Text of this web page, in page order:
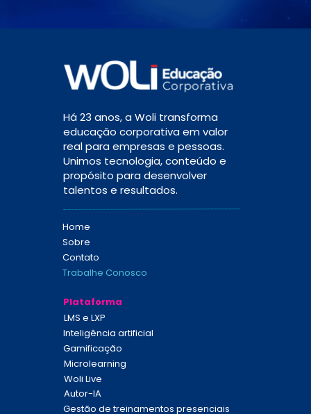
Home
Sobre
Contato
Trabalhe Conosco
Há 23 anos, a Woli transforma
educação corporativa em valor
real para empresas e pessoas.
Unimos tecnologia, conteúdo e
propósito para desenvolver
talentos e resultados.
Plataforma
LMS e LXP
Gamificação
Inteligência artificial
Microlearning
Woli Live
Autor-IA
Gestão de treinamentos presenciais